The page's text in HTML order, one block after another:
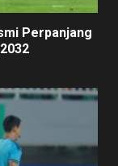
Perpanjang